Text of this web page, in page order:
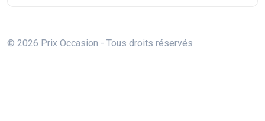
© 2026 Prix Occasion - Tous droits réservés